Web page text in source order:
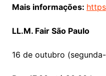
Mais informações:
LL.M. Fair São Paulo
16 de outubro